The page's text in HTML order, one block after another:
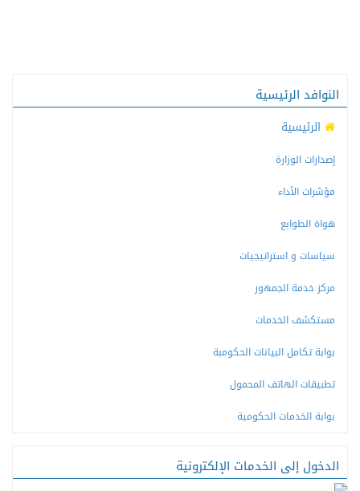
النوافد الرئيسية
الرئيسية
إصدارات الوزارة
مؤشرات الأداء
هواة الطوابع
سياسات و استراتيجيات
مركز خدمة الجمهور
مستكشف الخدمات
بوابة تكامل البيانات الحكومبة
تطبيقات الهاتف المحمول
بوابة الخدمات الحكومية
الدخول إلى الخدمات الإلكترونية